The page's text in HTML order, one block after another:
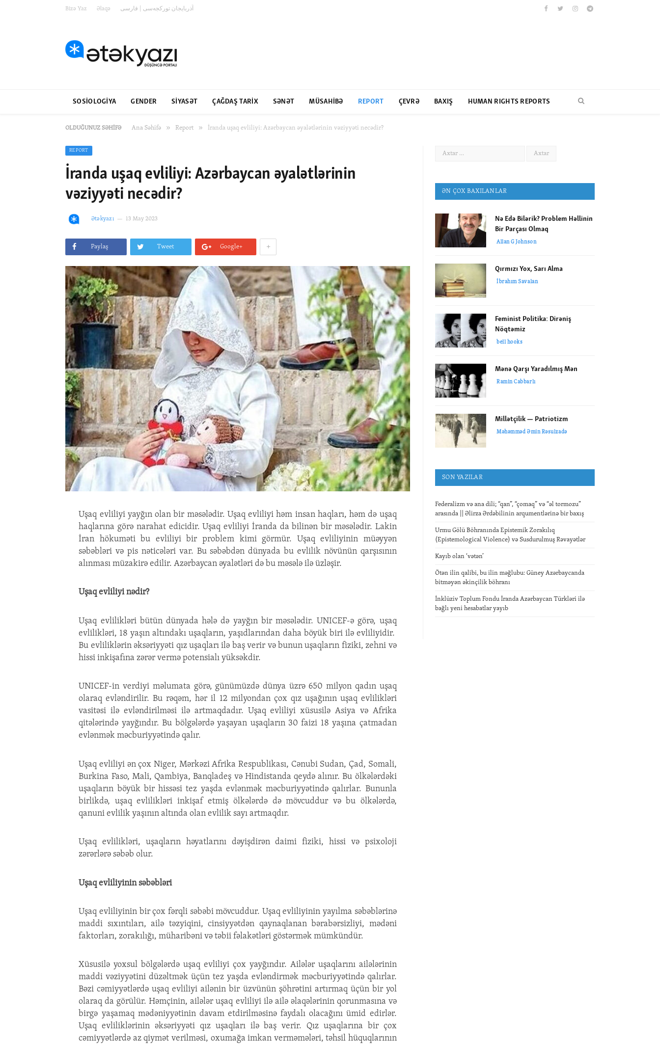
Bizə Yaz Əlaqə آذربایجان تورکجه‌سی | فارسی FacebookTwitterInstagramTelegram
SOSIOLOGIYA GENDER SIYASƏT ÇAĞDAŞ TARIX SƏNƏT MÜSAHIBƏ REPORT ÇEVRƏ BAXIŞ HUMAN RIGHTS REPORTS
OLDUĞUNUZ SƏHIFƏ Ana Səhifə » Report » İranda uşaq evliliyi: Azərbaycan əyalətlərinin vəziyyəti necədir?
REPORT
İranda uşaq evliliyi: Azərbaycan əyalətlərinin
vəziyyəti necədir?
Ətəkyazı 13 May 2023
Paylaş Tweet Google+ +
Uşaq evliliyi yayğın olan bir məsələdir. Uşaq evliliyi həm insan haqları, həm də uşaq
haqlarına görə narahat edicidir. Uşaq evliliyi İranda da bilinən bir məsələdir. Lakin
İran hökuməti bu evliliyi bir problem kimi görmür. Uşaq evliliyinin müəyyən
səbəbləri və pis nəticələri var. Bu səbəbdən dünyada bu evlilik növünün qarşısının
alınması müzakirə edilir. Azərbaycan əyalətləri də bu məsələ ilə üzləşir.
Uşaq evliliyi nədir?
Uşaq evlilikləri bütün dünyada hələ də yayğın bir məsələdir. UNICEF-ə görə, uşaq
evlilikləri, 18 yaşın altındakı uşaqların, yaşıdlarından daha böyük biri ilə evliliyidir.
Bu evliliklərin əksəriyyəti qız uşaqları ilə baş verir və bunun uşaqların fiziki, zehni və
hissi inkişafına zərər vermə potensialı yüksəkdir.
UNICEF-in verdiyi məlumata görə, günümüzdə dünya üzrə 650 milyon qadın uşaq
olaraq evləndirilir. Bu rəqəm, hər il 12 milyondan çox qız uşağının uşaq evlilikləri
vasitəsi ilə evləndirilməsi ilə artmaqdadır. Uşaq evliliyi xüsusilə Asiya və Afrika
qitələrində yayğındır. Bu bölgələrdə yaşayan uşaqların 30 faizi 18 yaşına çatmadan
evlənmək məcburiyyətində qalır.
Uşaq evliliyi ən çox Niger, Mərkəzi Afrika Respublikası, Cənubi Sudan, Çad, Somali,
Burkina Faso, Mali, Qambiya, Banqladeş və Hindistanda qeydə alınır. Bu ölkələrdəki
uşaqların böyük bir hissəsi tez yaşda evlənmək məcburiyyətində qalırlar. Bununla
birlikdə, uşaq evlilikləri inkişaf etmiş ölkələrdə də mövcuddur və bu ölkələrdə,
qanuni evlilik yaşının altında olan evlilik sayı artmaqdır.
Uşaq evlilikləri, uşaqların həyatlarını dəyişdirən daimi fiziki, hissi və psixoloji
zərərlərə səbəb olur.
Uşaq evliliyinin səbəbləri
Uşaq evliliyinin bir çox fərqli səbəbi mövcuddur. Uşaq evliliyinin yayılma səbəblərinə
maddi sıxıntıları, ailə təzyiqini, cinsiyyətdən qaynaqlanan bərabərsizliyi, mədəni
faktorları, zorakılığı, müharibəni və təbii fəlakətləri göstərmək mümkündür.
Xüsusilə yoxsul bölgələrdə uşaq evliliyi çox yayğındır. Ailələr uşaqlarını ailələrinin
maddi vəziyyətini düzəltmək üçün tez yaşda evləndirmək məcburiyyətində qalırlar.
Bəzi cəmiyyətlərdə uşaq evliliyi ailənin bir üzvünün şöhrətini artırmaq üçün bir yol
olaraq da görülür. Həmçinin, ailələr uşaq evliliyi ilə ailə əlaqələrinin qorunmasına və
birgə yaşamaq mədəniyyətinin davam etdirilməsinə faydalı olacağını ümid edirlər.
Uşaq evliliklərinin əksəriyyəti qız uşaqları ilə baş verir. Qız uşaqlarına bir çox
cəmiyyətlərdə az qiymət verilməsi, oxumağa imkan verməmələri, təhsil hüquqlarının
ƏN ÇOX BAXILANLAR
Nə Edə Bilərik? Problem Həllinin
Bir Parçası Olmaq
Allan G Johnson
Qırmızı Yox, Sarı Alma
İbrahım Savalan
Feminist Politika: Dirəniş
Nöqtəmiz
bell hooks
Mənə Qarşı Yaradılmış Mən
Ramin Cabbarlı
Millətçilik — Patriotizm
Məhəmməd Əmin Rəsulzadə
SON YAZILAR
Federalizm və ana dili; “qan”, “çomaq” və “əl tormozu”
arasında || Əlirza Ərdəbilinin arqumentlərinə bir baxış
Urmu Gölü Böhranında Epistemik Zorakılıq
(Epistemological Violence) və Susdurulmuş Rəvayətlər
Kayıb olan ‘vətən’
Ötən ilin qalibi, bu ilin məğlubu: Güney Azərbaycanda
bitməyən əkinçilik böhranı
İnklüziv Toplum Fondu İranda Azərbaycan Türkləri ilə
bağlı yeni hesabatlar yayıb